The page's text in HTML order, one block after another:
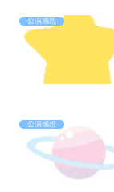
公演感想
公演感想